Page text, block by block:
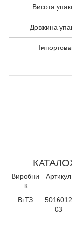
Висота
Довжина
Виробни
к
Артикул
ВгТЗ
5016012
03